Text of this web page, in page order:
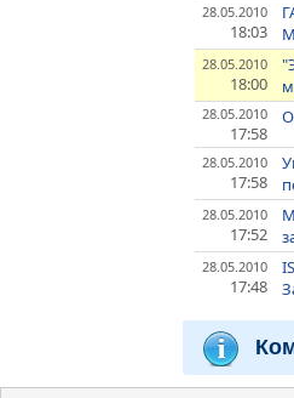
28.05.2010
18:03
28.05.2010
18:00
28.05.2010
17:58
28.05.2010
17:58
28.05.2010
17:52
28.05.2010
17:48